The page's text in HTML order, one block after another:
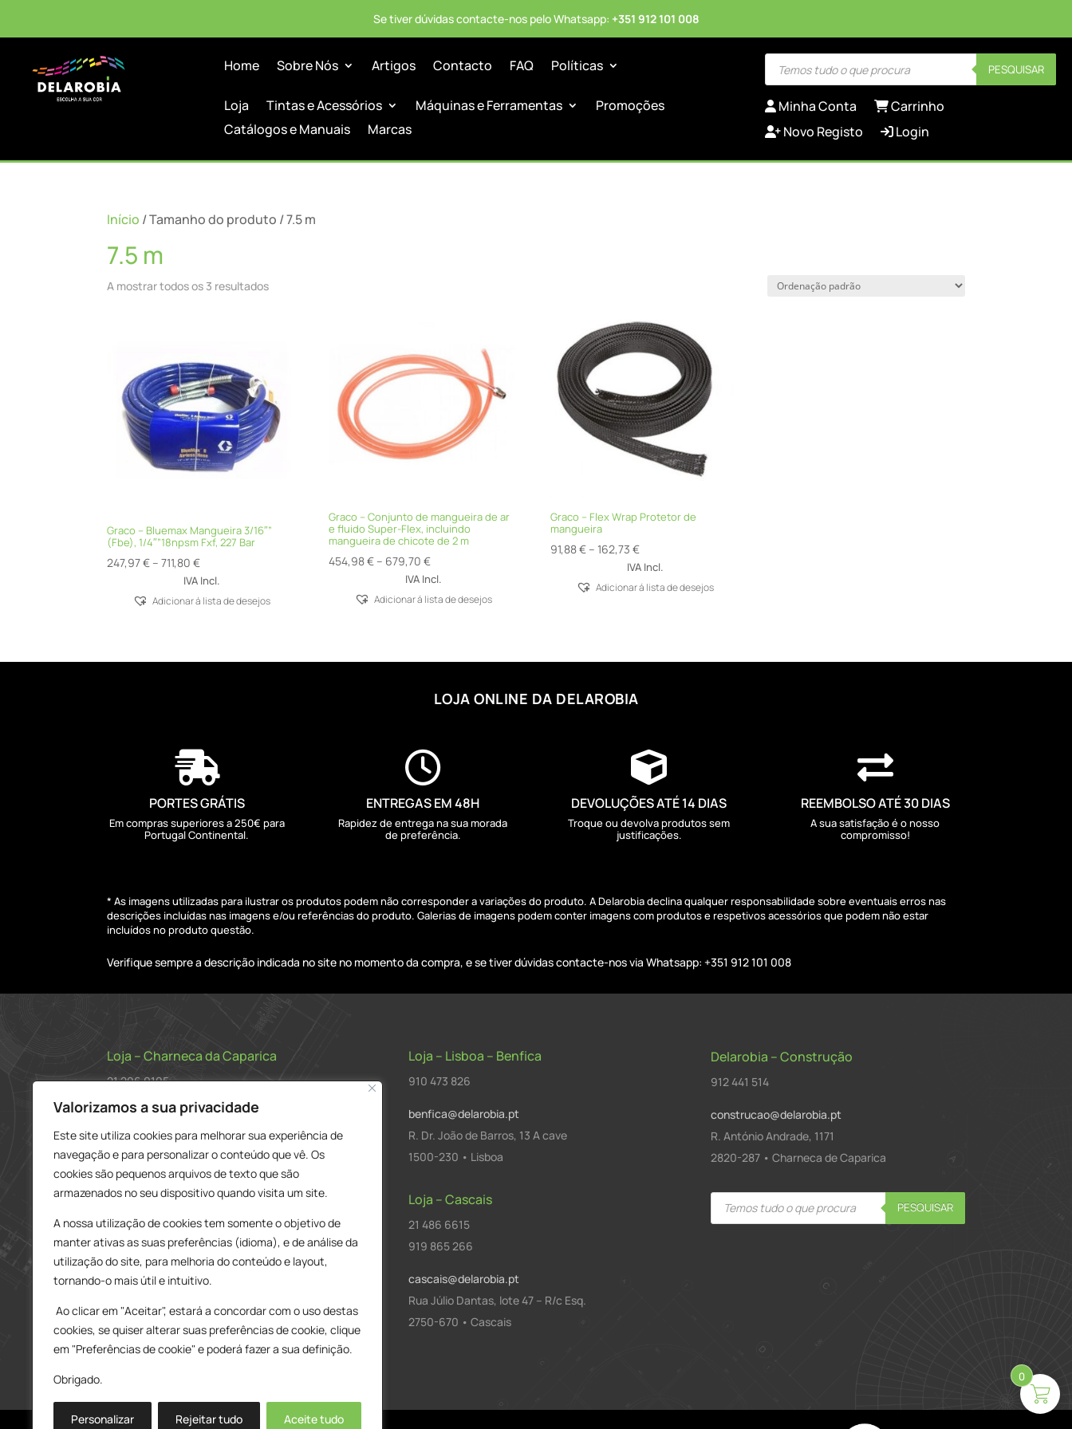
Valorizamos a sua privacidade
Este site utiliza cookies para melhorar sua experiência de
navegação e para personalizar o conteúdo que vê. Os
cookies são pequenos arquivos de texto que são
armazenados no seu dispositivo quando visita um site.
A nossa utilização de cookies tem somente o objetivo de
manter ativas as suas preferências (idioma), e de análise da
utilização do site, para melhoria do conteúdo e layout,
tornando-o mais útil e intuitivo.
Ao clicar em "Aceitar", estará a concordar com o uso destas
cookies, se quiser alterar suas preferências de cookie, clique
em "Preferências de cookie" e poderá fazer a sua definição.
Obrigado.
Personalizar Rejeitar tudo Aceite tudo
Se tiver dúvidas contacte-nos pelo Whatsapp: +351 912 101 008
Home Sobre Nós Artigos Contacto FAQ Políticas Products
search PESQUISAR
Loja Tintas e Acessórios Máquinas e Ferramentas
Promoções
Catálogos e Manuais
Marcas
Minha Conta
Carrinho
Novo Registo
Login
Início / Tamanho do produto / 7.5 m
7.5 m
A mostrar todos os 3 resultados
Graco – Bluemax Mangueira 3/16″”
(Fbe), 1/4″”18npsm Fxf, 227 Bar
247,97€ – 711,80€Price
range:
247,97 €
IVA Incl.
Adicionar á lista de desejos
Graco – Conjunto de mangueira de ar
e fluido Super-Flex, incluindo
mangueira de chicote de 2 m
454,98€ – 679,70€Price
range:
454,98 €
IVA Incl.
Adicionar á lista de desejos
Graco – Flex Wrap Protetor de
mangueira
91,88€ – 162,73€Price
range:
91,88 €
IVA Incl.
Adicionar á lista de desejos
LOJA ONLINE DA DELAROBIA

PORTES GRÁTIS
Em compras superiores a 250€ para
Portugal Continental.

ENTREGAS EM 48H
Rapidez de entrega na sua morada
de preferência.

DEVOLUÇÕES ATÉ 14 DIAS
Troque ou devolva produtos sem
justificações.

REEMBOLSO ATÉ 30 DIAS
A sua satisfação é o nosso
compromisso!
* As imagens utilizadas para ilustrar os produtos podem não corresponder a variações do produto. A Delarobia declina qualquer responsabilidade sobre eventuais erros nas
descrições incluídas nas imagens e/ou referências do produto. Galerias de imagens podem conter imagens com produtos e respetivos acessórios que podem não estar
incluídos no produto questão.
Verifique sempre a descrição indicada no site no momento da compra, e se tiver dúvidas contacte-nos via Whatsapp: +351 912 101 008
Loja – Charneca da Caparica
21 296 0195
912 606 251
charneca@delarobia.pt
R. António Andrade, 1116
2820-287 • Charneca da Caparica
Loja – Lisboa – Benfica
910 473 826
benfica@delarobia.pt
R. Dr. João de Barros, 13 A cave
1500-230 • Lisboa
Loja – Tires
214 453 329
919 865 192
919 865 292
Av. Amália Rodrigues, 190
2785-613 • São Domingos de Rana
Loja – Cascais
21 486 6615
919 865 266
cascais@delarobia.pt
Rua Júlio Dantas, lote 47 – R/c Esq.
2750-670 • Cascais
Delarobia – Construção
912 441 514
construcao@delarobia.pt
R. António Andrade, 1171
2820-287 • Charneca de Caparica
Products
search PESQUISAR
0